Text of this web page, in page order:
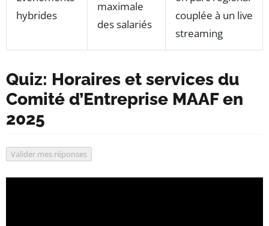
hybrides
maximale
des salariés
couplée à un live
streaming
Quiz: Horaires et services du
Comité d’Entreprise MAAF en
2025
Répondez aux questions en sélectionnant une seule
Valider mes réponses